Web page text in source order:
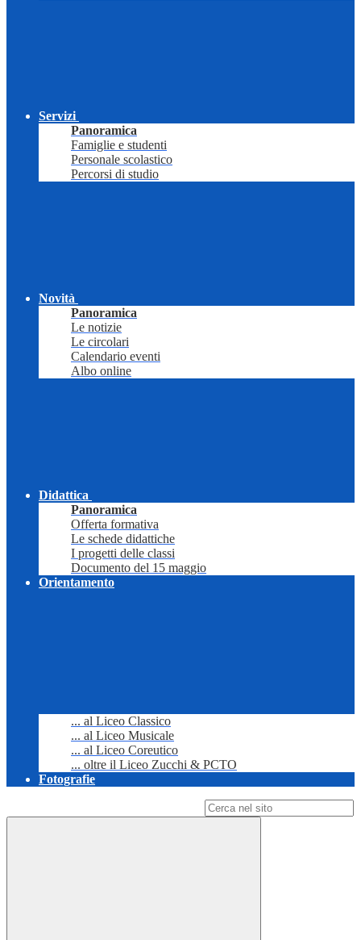
Servizi
Panoramica
Famiglie e studenti
Personale scolastico
Percorsi di studio
Novità
Panoramica
Le notizie
Le circolari
Calendario eventi
Albo online
Didattica
Panoramica
Offerta formativa
Le schede didattiche
I progetti delle classi
Documento del 15 maggio
Orientamento
... al Liceo Classico
... al Liceo Musicale
... al Liceo Coreutico
... oltre il Liceo Zucchi & PCTO
Fotografie